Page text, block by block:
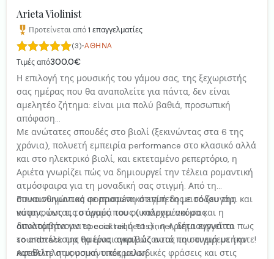
Arieta Violinist
Προτείνεται από1 επαγγελματίες
(3)·ΑΘΉΝΑ
Τιμές από300.0€
Η επιλογή της μουσικής του γάμου σας, της ξεχωριστής
σας ημέρας που θα αναπολείτε για πάντα, δεν είναι
αμελητέο ζήτημα: είναι μια πολύ βαθιά, προσωπική
απόφαση...
Με ανώτατες σπουδές στο βιολί (ξεκινώντας στα 6 της
χρόνια), πολυετή εμπειρία performance στο κλασικό αλλά
και στο ηλεκτρικό βιολί, και εκτεταμένο ρεπερτόριο, η
Αριέτα γνωρίζει πώς να δημιουργεί την τέλεια ρομαντική
ατμόσφαιρα για τη μοναδική σας στιγμή. Από τη
συναισθηματικά φορτισμένη στιγμή της εισόδου της
νύφης, έως τις στιγμές που οι καλεσμένοι σας
απολαμβάνουν το cocktail ή το dinner, δημιουργεί το
soundtrack της ημέρας αγκαλιάζοντας τη στιγμή με την
κατάλληλη μουσική υπόκρουση.
Επικοινωνώντας σε προσωπικό επίπεδο με το ζευγάρι και
κατανοώντας το όραμά τους (υπάρχει ακόμα και η
δυνατότητα για special requests) , η Αριέτα εγγυάται πως
το αποτέλεσμα θα είναι ακριβώς αυτό που ονειρευτήκατε!
Αφεθείτε στις ρομαντικές μελωδικές φράσεις και στις